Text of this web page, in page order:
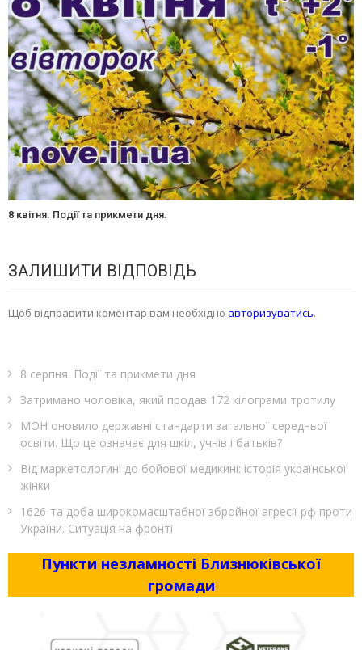
8 квітня. Події та прикмети дня.
ЗАЛИШИТИ ВІДПОВІДЬ
Щоб відправити коментар вам необхідно авторизуватись.
8 серпня. Події та прикмети дня
Затримано чоловіка, який продав 172 кілограми тротилу
МОН оновило державні стандарти загальної середньої
освіти. Що це означає для шкіл, учнів і батьків?
Від маркетологині до бойової медикині: історія української
жінки
1626-та доба широкомасштабної збройної агресії рф проти
України. Ситуація на фронті
Пункти незламності Близнюківської
громади